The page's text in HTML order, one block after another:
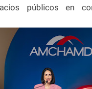
públicos en